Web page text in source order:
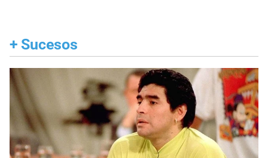
+ Sucesos